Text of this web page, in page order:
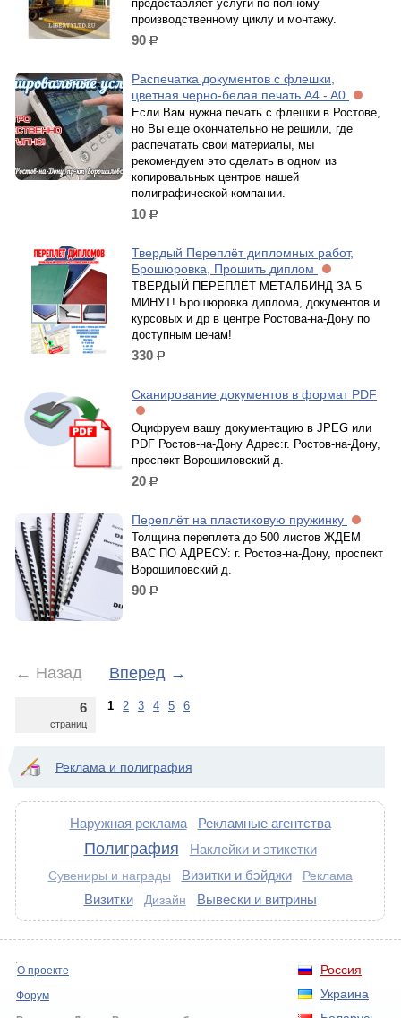
предоставляет услуги по полному
производственному циклу и монтажу.
90 р.
Распечатка документов с флешки,
цветная черно-белая печать A4 - A0
Если Вам нужна печать с флешки в Ростове,
но Вы еще окончательно не решили, где
распечатать свои материалы, мы
рекомендуем это сделать в одном из
копировальных центров нашей
полиграфической компании.
10 р.
Твердый Переплёт дипломных работ,
Брошюровка, Прошить диплом
ТВЕРДЫЙ ПЕРЕПЛЁТ МЕТАЛБИНД ЗА 5
МИНУТ! Брошюровка диплома, документов и
курсовых и др в центре Ростова-на-Дону по
доступным ценам!
330 р.
Сканирование документов в формат PDF
Оцифруем вашу документацию в JPEG или
PDF Ростов-на-Дону Адрес:г. Ростов-на-Дону,
проспект Ворошиловский д.
20 р.
Переплёт на пластиковую пружинку
Толщина переплета до 500 листов ЖДЕМ
ВАС ПО АДРЕСУ: г. Ростов-на-Дону, проспект
Ворошиловский д.
90 р.
← Назад Вперед →
6
страниц
1 2 3 4 5 6
Реклама и полиграфия
Наружная реклама Рекламные агентства
Полиграфия Наклейки и этикетки
Сувениры и награды Визитки и бэйджи Реклама
Визитки Дизайн Вывески и витрины
Россия
Украина
О проекте
Форум